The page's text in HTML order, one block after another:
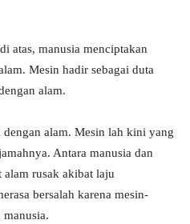
atas, manusia menciptakan
Mesin hadir sebagai duta
alam.
alam. Mesin lah kini yang
Antara manusia dan
alam rusak akibat laju
bersalah karena mesin-